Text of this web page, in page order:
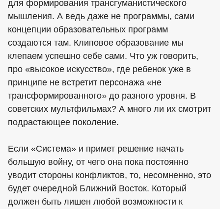
для формирования трансгуманистического
мышления. А ведь даже не программы, сами
концепции образовательных программ
создаются там. Клиповое образование мы
клепаем успешно себе сами. Что уж говорить,
про «высокое искусство», где ребенок уже в
принципе не встретит персонажа «не
трансформированного» до разного уровня. В
советских мультфильмах? А много ли их смотрит
подрастающее поколение.
Если «Система» и примет решение начать
большую войну, от чего она пока постоянно
уводит стороны конфликтов, то, несомненно, это
будет очередной Ближний Восток. Который
должен быть лишен любой возможности к